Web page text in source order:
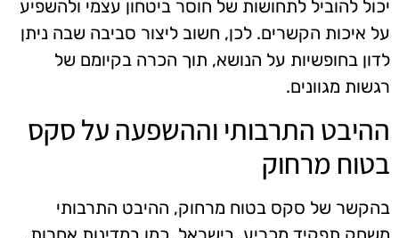
יכול להוביל לתחושות של חוסר ביטחון עצמי ולהשפיע
על איכות הקשרים. לכן, חשוב ליצור סביבה שבה ניתן
לדון בחופשיות על הנושא, תוך הכרה בקיומם של
רגשות מגוונים.
ההיבט התרבותי וההשפעה על סקס
בטוח מרחוק
בהקשר של סקס בטוח מרחוק, ההיבט התרבותי